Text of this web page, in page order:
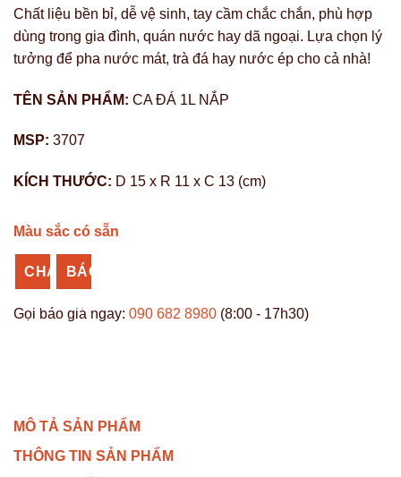
Chất liệu bền bỉ, dễ vệ sinh, tay cầm chắc chắn, phù hợp
dùng trong gia đình, quán nước hay dã ngoại. Lựa chọn lý
tưởng để pha nước mát, trà đá hay nước ép cho cả nhà!
TÊN SẢN PHẨM: CA ĐÁ 1L NẮP
MSP: 3707
KÍCH THƯỚC: D 15 x R 11 x C 13 (cm)
Màu sắc có sẵn
CHAT
ZALO
BÁO
GIÁ
Gọi báo giá ngay: 090 682 8980 (8:00 - 17h30)
MÔ TẢ SẢN PHẨM
THÔNG TIN SẢN PHẨM